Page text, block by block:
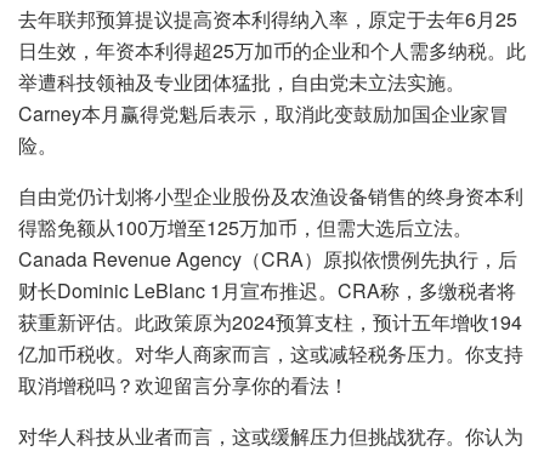
去年联邦预算提议提高资本利得纳入率，原定于去年6月25
日生效，年资本利得超25万加币的企业和个人需多纳税。此
举遭科技领袖及专业团体猛批，自由党未立法实施。
Carney本月赢得党魁后表示，取消此变鼓励加国企业家冒
险。
自由党仍计划将小型企业股份及农渔设备销售的终身资本利
得豁免额从100万增至125万加币，但需大选后立法。
Canada Revenue Agency（CRA）原拟依惯例先执行，后
财长Dominic LeBlanc 1月宣布推迟。CRA称，多缴税者将
获重新评估。此政策原为2024预算支柱，预计五年增收194
亿加币税收。对华人商家而言，这或减轻税务压力。你支持
取消增税吗？欢迎留言分享你的看法！
对华人科技从业者而言，这或缓解压力但挑战犹存。你认为